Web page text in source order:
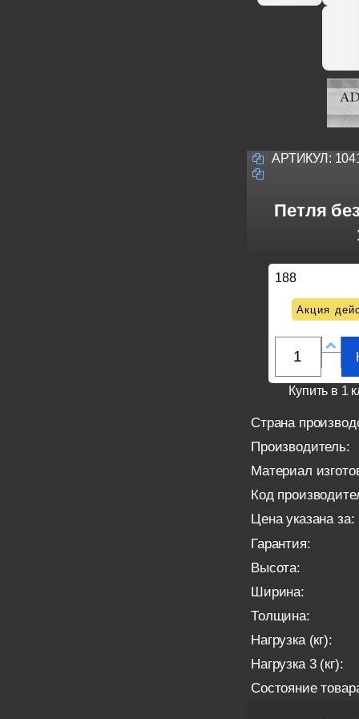
АРТИКУЛ:
Петля
188
Акция
Купить в 1
Страна
Производитель:
Материал
Код
Цена указана за:
Гарантия:
Высота:
Ширина:
Толщина:
Нагрузка (кг):
Нагрузка 3 (кг):
Состояние